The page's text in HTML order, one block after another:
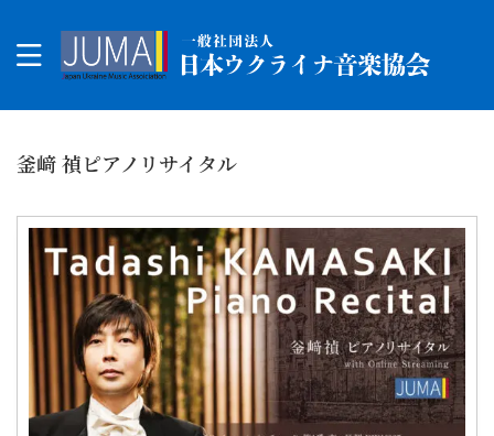
釜﨑 禎ピアノリサイタル